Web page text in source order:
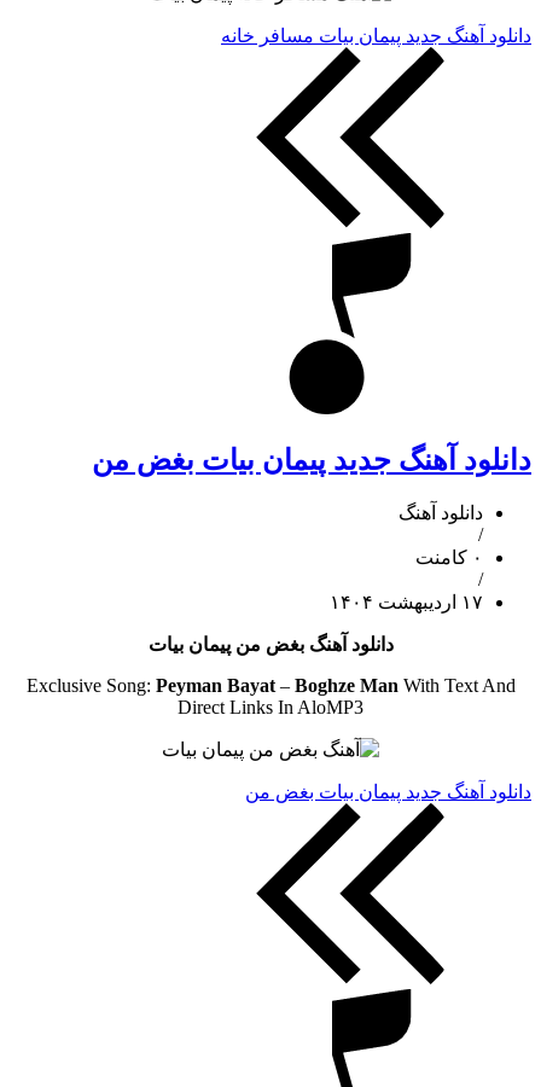
دانلود آهنگ جدید پیمان بیات مسافر خانه
دانلود آهنگ جدید پیمان بیات بغض من
دانلود آهنگ
/
۰ کامنت
/
۱۷ اردیبهشت ۱۴۰۴
دانلود آهنگ بغض من پیمان بیات
Exclusive Song: Peyman Bayat– Boghze Man With Text And
Direct Links In AloMP3
دانلود آهنگ جدید پیمان بیات بغض من